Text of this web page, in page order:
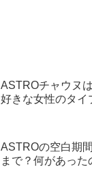
ASTROチャウヌ
好きな女性のタイ
ASTROの空白期
まで？何があった